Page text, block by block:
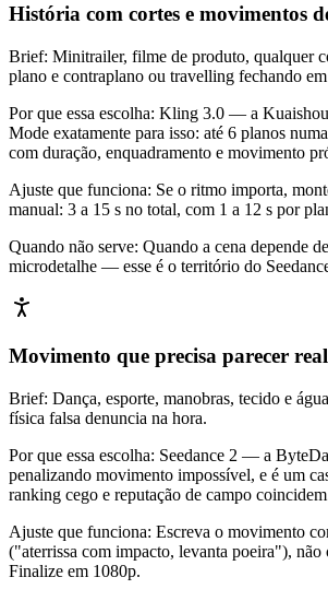
História com cortes e movimentos
Brief: Minitrailer, filme de produto, qualquer
plano e contraplano ou travelling fechando
Por que essa escolha: Kling 3.0 — a
Mode exatamente para isso: até 6 planos
com duração, enquadramento e movimento
Ajuste que funciona: Se o ritmo importa,
manual: 3 a 15 s no total, com 1 a 12 s por
Quando não serve: Quando a cena depende
microdetalhe — esse é o território do
Movimento que precisa parecer real
Brief: Dança, esporte, manobras, tecido e
física falsa denuncia na hora.
Por que essa escolha: Seedance 2 — a
penalizando movimento impossível, e é um
ranking cego e reputação de campo
Ajuste que funciona: Escreva o movimento
("aterrissa com impacto, levanta poeira"), não
Finalize em 1080p.